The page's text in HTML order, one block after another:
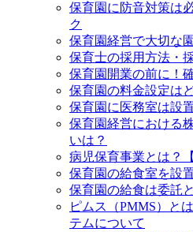
保育園に防音対策は
ク
保育園経営で大切な
保育士の採用方法・
保育園開業の前に！
保育園の料金設定は
保育園に医務室は設
保育園経営における
いは？
病児保育事業とは？
保育園の給食室を設
保育園の給食は委託
ピムス（PMMS）と
テムについて